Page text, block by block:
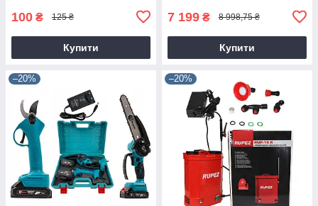
100 ₴ 125 ₴
Купити
7 199 ₴ 8 998,75 ₴
Купити
–20% –20%